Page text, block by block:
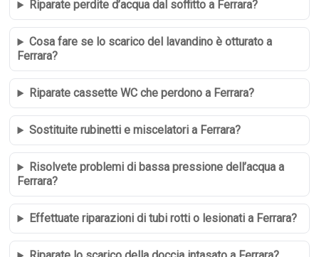
Riparate perdite d’acqua dal soffitto a Ferrara?
Cosa fare se lo scarico del lavandino è otturato a
Ferrara?
Riparate cassette WC che perdono a Ferrara?
Sostituite rubinetti e miscelatori a Ferrara?
Risolvete problemi di bassa pressione dell’acqua a
Ferrara?
Effettuate riparazioni di tubi rotti o lesionati a Ferrara?